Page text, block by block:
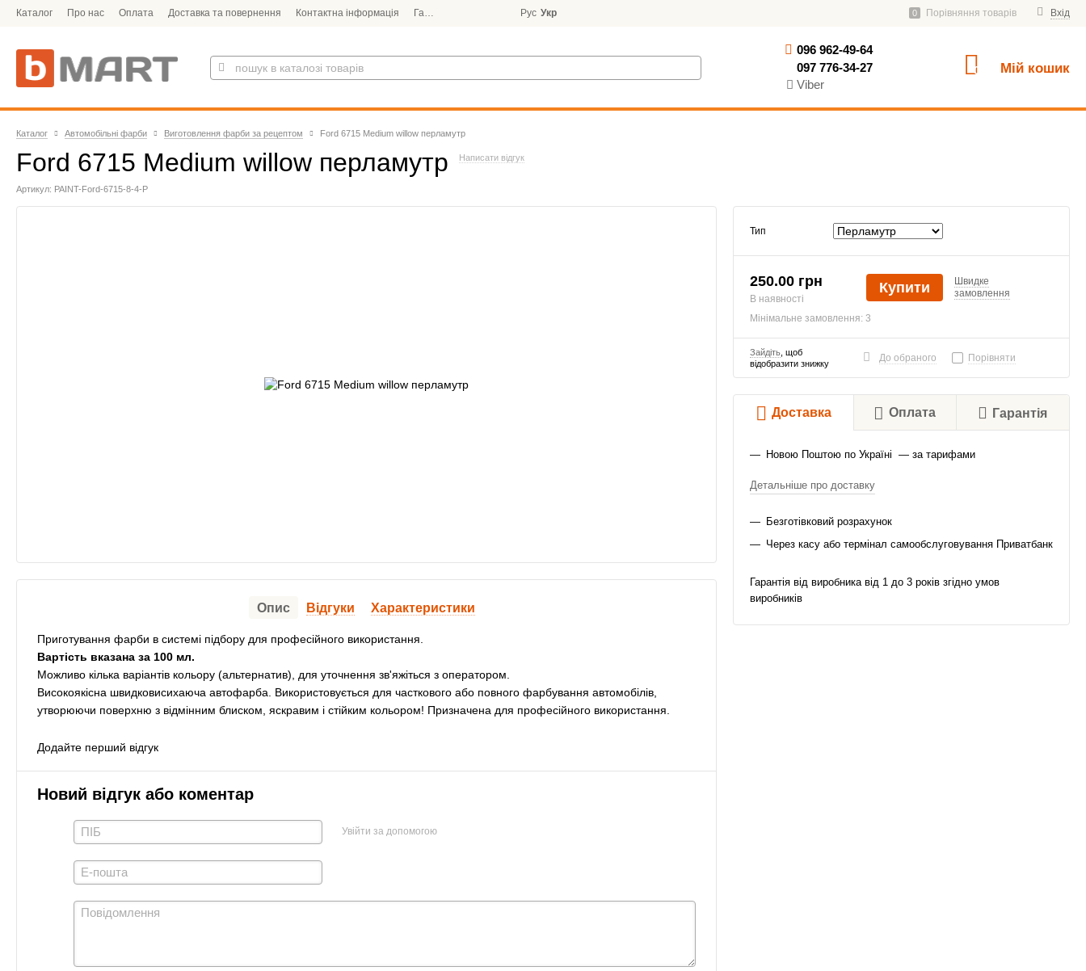
Каталог Про нас Оплата Доставка та повернення Контактна інформація Гарантія Вхід
0 Порівняння товарів
Рус Укр
096 962-49-64
097 776-34-27
Viber
0 Мій кошик
Каталог Автомобільні фарби Виготовлення фарби за рецептом Ford 6715 Medium willow перламутр
Ford 6715 Medium willow перламутр Написати відгук
Артикул: PAINT-Ford-6715-8-4-P
Опис Відгуки Характеристики
Приготування фарби в системі підбору для професійного використання.
Вартість вказана за 100 мл.
Можливо кілька варіантів кольору (альтернатив), для уточнення зв'яжіться з оператором.
Високоякісна швидковисихаюча автофарба. Використовується для часткового або повного фарбування автомобілів,
утворюючи поверхню з відмінним блиском, яскравим і стійким кольором! Призначена для професійного використання.
Додайте перший відгук
Новий відгук або коментар
Увійти за допомогою
Тип
250.00 грн
В наявності
Мінімальне замовлення: 3
Купити
Швидке
замовлення
Зайдіть, щоб
відобразити знижку
До обраного Порівняти
Доставка Оплата Гарантія
Новою Поштою по Україні — за тарифами
Детальніше про доставку
Безготівковий розрахунок
Через касу або термінал самообслуговування Приватбанк
Гарантія від виробника від 1 до 3 років згідно умов
виробників